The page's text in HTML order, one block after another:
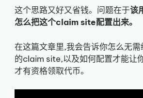
这个思路又好又省钱。问题在于该
怎么把这个claim site配置出来。
在这篇文章里,我会告诉你怎么无
的claim site,以及如何配置才能让
才有资格领取代币。